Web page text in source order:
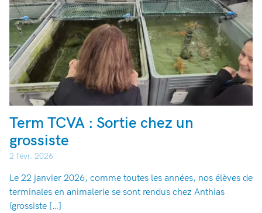
Term TCVA : Sortie chez un
grossiste
2 févr. 2026
Le 22 janvier 2026, comme toutes les années, nos élèves de
terminales en animalerie se sont rendus chez Anthias
(grossiste […]